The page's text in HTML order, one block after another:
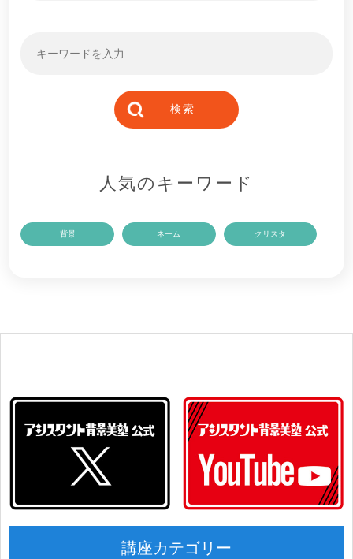
人気のキーワード
背景 ネーム クリスタ
講座カテゴリー